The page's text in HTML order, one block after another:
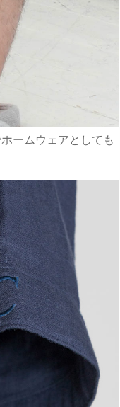
ームウェアとしても